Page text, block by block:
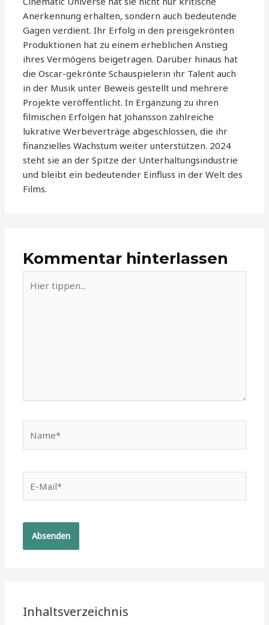
Anerkennung erhalten, sondern auch bedeutende
Gagen verdient. Ihr Erfolg in den preisgekrönten
Produktionen hat zu einem erheblichen Anstieg
ihres Vermögens beigetragen. Darüber hinaus hat
die Oscar-gekrönte Schauspielerin ihr Talent auch
in der Musik unter Beweis gestellt und mehrere
Projekte veröffentlicht. In Ergänzung zu ihren
filmischen Erfolgen hat Johansson zahlreiche
lukrative Werbeverträge abgeschlossen, die ihr
finanzielles Wachstum weiter unterstützen. 2024
steht sie an der Spitze der Unterhaltungsindustrie
und bleibt ein bedeutender Einfluss in der Welt des
Films.
Kommentar hinterlassen
tippen...
Mail*
Inhaltsverzeichnis